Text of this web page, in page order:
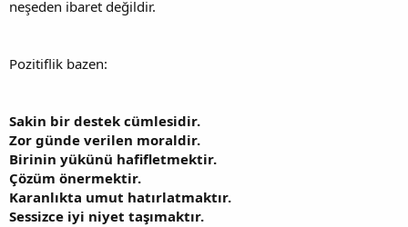
neşeden ibaret değildir.
Pozitiflik bazen:
Sakin bir destek cümlesidir.
Zor günde verilen moraldir.
Birinin yükünü hafifletmektir.
Çözüm önermektir.
Karanlıkta umut hatırlatmaktır.
Sessizce iyi niyet taşımaktır.